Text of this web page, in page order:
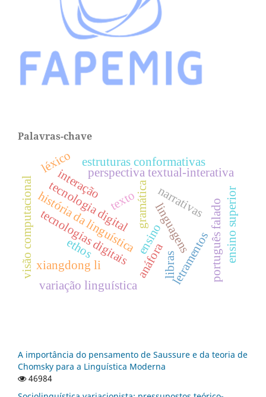
Palavras-chave
linguagens
letramentos
ensino
tecnologia digitalgramática
história da linguística
perspectiva textual-interativa
português falado
texto
tecnologias digitais
xiangdong li
narrativas
interação
anáfora
estruturas conformativas
variação linguística
ethos
léxico
libras
visão computacional ensino superior
A importância do pensamento de Saussure e da teoria de
Chomsky para a Linguística Moderna
46984